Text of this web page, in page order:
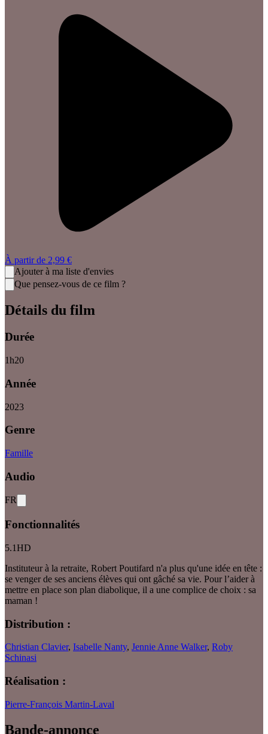
À partir de 2,99 €
Ajouter à ma liste d'envies
Que pensez-vous de ce film ?
Détails du film
Durée
1h20
Année
2023
Genre
Famille
Audio
FR
Fonctionnalités
5.1HD
Instituteur à la retraite, Robert Poutifard n'a plus qu'une idée en tête :
se venger de ses anciens élèves qui ont gâché sa vie. Pour l’aider à
mettre en place son plan diabolique, il a une complice de choix : sa
maman !
Distribution :
Christian Clavier, Isabelle Nanty, Jennie Anne Walker, Roby
Schinasi
Réalisation :
Pierre-François Martin-Laval
Bande-annonce